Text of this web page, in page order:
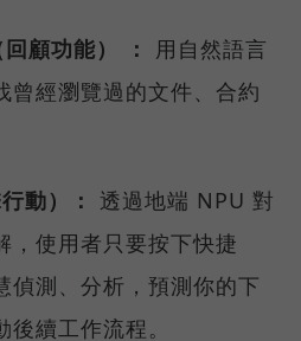
顧功能） ：
用自然語言
曾經瀏覽過的文件、合約
動）： 透過地端 NPU 對
，使用者只要按下快捷
偵測、分析，預測你的下
續工作流程。